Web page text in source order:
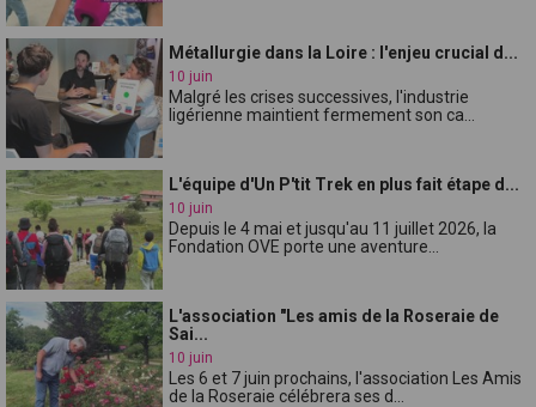
Métallurgie dans la Loire : l'enjeu crucial d...
10 juin
Malgré les crises successives, l'industrie
ligérienne maintient fermement son ca...
L'équipe d'Un P'tit Trek en plus fait étape d...
10 juin
Depuis le 4 mai et jusqu'au 11 juillet 2026, la
Fondation OVE porte une aventure...
L'association "Les amis de la Roseraie de
Sai...
10 juin
Les 6 et 7 juin prochains, l'association Les Amis
de la Roseraie célébrera ses d...